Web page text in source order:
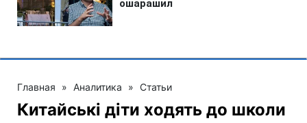
Главная » Аналитика » Статьи
Китайські діти ходять до школи